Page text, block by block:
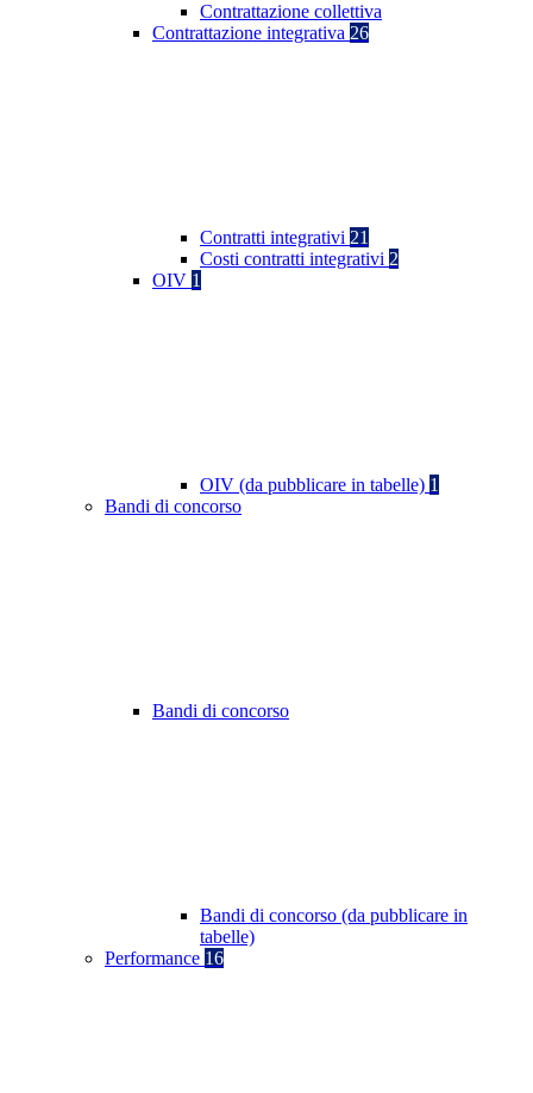
Contrattazione collettiva
Contrattazione integrativa 26
Contratti integrativi 21
Costi contratti integrativi 2
OIV 1
OIV (da pubblicare in tabelle) 1
Bandi di concorso
Bandi di concorso
Bandi di concorso (da pubblicare in
tabelle)
Performance 16